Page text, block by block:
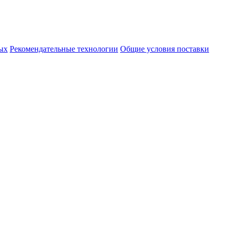
Рекомендательные технологии Общие условия поставки